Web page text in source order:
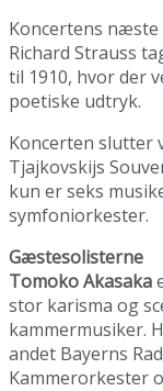
Koncertens
Richard Strauss
til 1910, hvor der
poetiske udtryk.
Koncerten slutter
Tjajkovskijs
kun er seks
symfoniorkester.
Gæstesolisterne
Tomoko Akasaka
stor karisma og
kammermusiker.
andet Bayerns
Kammerorkester